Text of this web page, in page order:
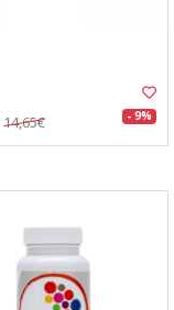
14,65€ - 9%